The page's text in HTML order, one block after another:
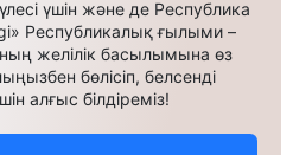
үшін және де Республика
Республикалық ғылыми –
желілік басылымына өз
бөлісіп, белсенді
алғыс білдіреміз!